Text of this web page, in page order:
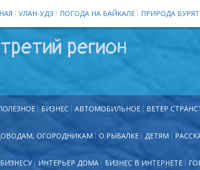
УЛАН-УДЭ ПОГОДА НА БАЙКАЛЕ ПРИРОДА
регион
БИЗНЕС АВТОМОБИЛЬНОЕ ВЕТЕР
ОГОРОДНИКАМ О РЫБАЛКЕ ДЕТЯМ
БИЗНЕСУ ИНТЕРЬЕР ДОМА БИЗНЕС В ИНТЕРНЕТЕ